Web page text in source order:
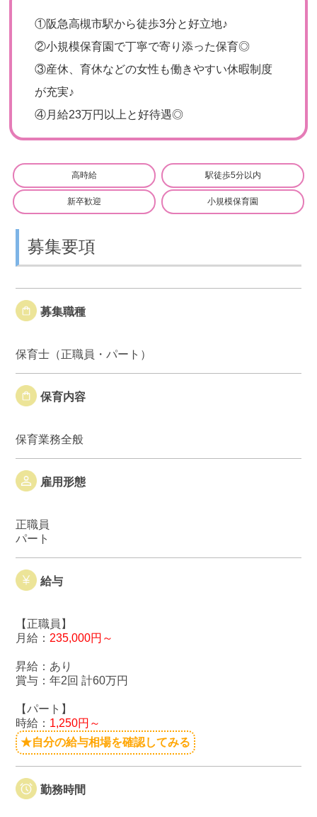
①阪急高槻市駅から徒歩3分と好立地♪
②小規模保育園で丁寧で寄り添った保育◎
③産休、育休などの女性も働きやすい休暇制度
が充実♪
④月給23万円以上と好待遇◎
高時給 駅徒歩5分以内
新卒歓迎 小規模保育園
募集要項
募集職種
保育士（正職員・パート）
保育内容
保育業務全般
雇用形態
正職員
パート
給与
【正職員】
月給： 235,000円～
昇給：あり
賞与：年2回 計60万円
【パート】
時給： 1,250円～
★自分の給与相場を確認してみる
勤務時間